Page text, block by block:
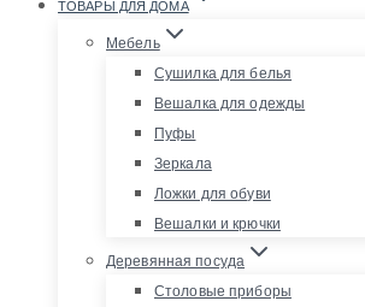
ТОВАРЫ ДЛЯ ДОМА
Мебель
Сушилка для белья
Вешалка для одежды
Пуфы
Зеркала
Ложки для обуви
Вешалки и крючки
Деревянная посуда
Столовые приборы